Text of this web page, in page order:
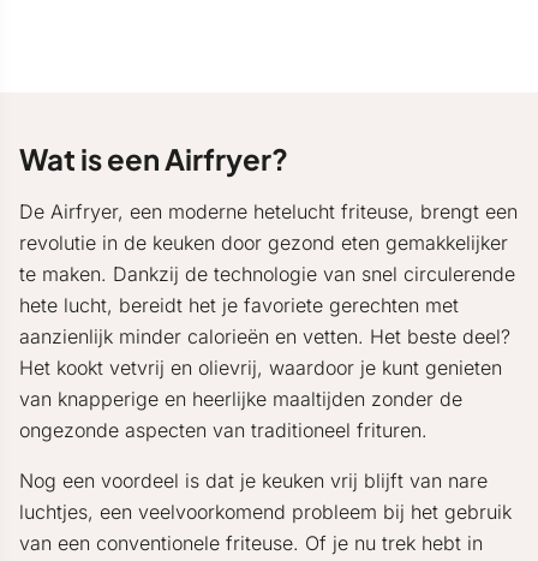
Wat is een Airfryer?
De Airfryer, een moderne hetelucht friteuse, brengt een
revolutie in de keuken door gezond eten gemakkelijker
te maken. Dankzij de technologie van snel circulerende
hete lucht, bereidt het je favoriete gerechten met
aanzienlijk minder calorieën en vetten. Het beste deel?
Het kookt vetvrij en olievrij, waardoor je kunt genieten
van knapperige en heerlijke maaltijden zonder de
ongezonde aspecten van traditioneel frituren.
Nog een voordeel is dat je keuken vrij blijft van nare
luchtjes, een veelvoorkomend probleem bij het gebruik
van een conventionele friteuse. Of je nu trek hebt in